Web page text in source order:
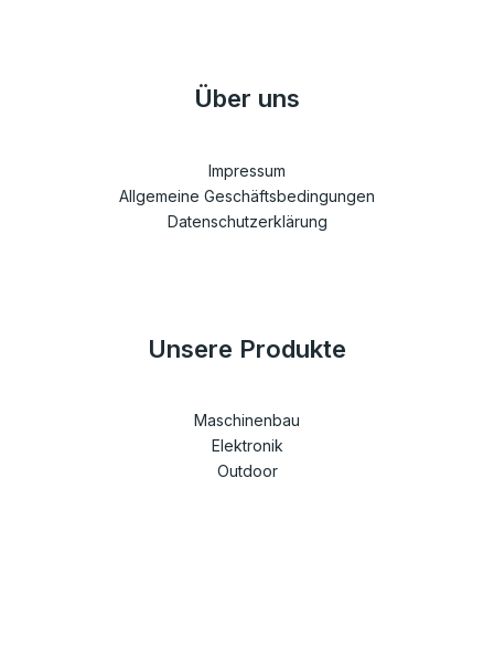
Über uns
Impressum
Allgemeine Geschäftsbedingungen
Datenschutzerklärung
Unsere Produkte
Maschinenbau
Elektronik
Outdoor